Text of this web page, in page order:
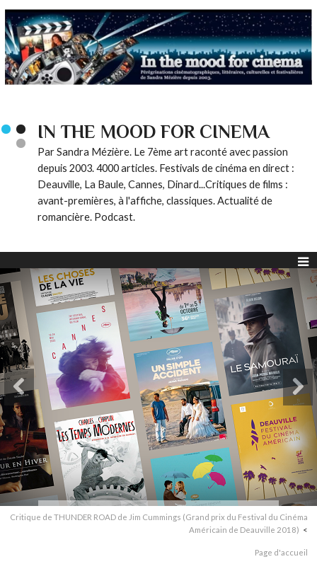
IN THE MOOD FOR CINEMA
Par Sandra Mézière. Le 7ème art raconté avec passion
depuis 2003. 4000 articles. Festivals de cinéma en direct :
Deauville, La Baule, Cannes, Dinard...Critiques de films :
avant-premières, à l'affiche, classiques. Actualité de
romancière. Podcast.
Critique de THUNDER ROAD de Jim Cummings (Grand prix du Festival du Cinéma
Américain de Deauville 2018)
Page d'accueil